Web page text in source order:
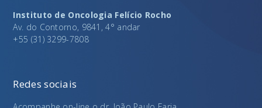
Instituto de Oncologia Felício Rocho
Av. do Contorno, 9841, 4° andar
+55 (31) 3299-7808
Redes sociais